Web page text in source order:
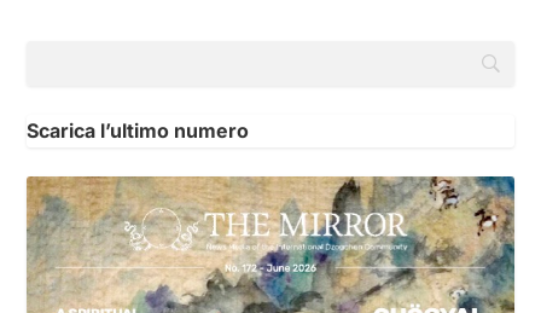
Scarica l’ultimo numero